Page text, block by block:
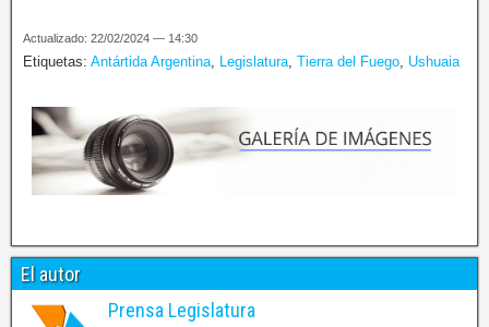
Actualizado: 22/02/2024 — 14:30
Etiquetas: Antártida Argentina, Legislatura, Tierra del Fuego, Ushuaia
El autor
Prensa Legislatura